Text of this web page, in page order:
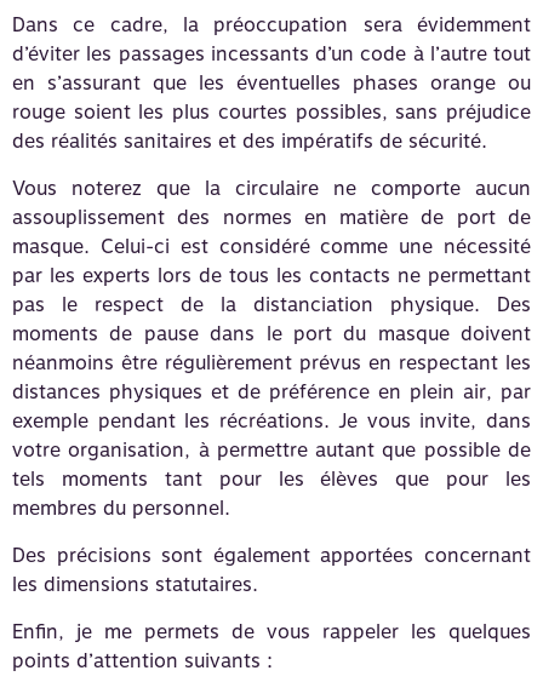
Dans ce cadre, la préoccupation sera évidemment
d’éviter les passages incessants d’un code à l’autre tout
en s’assurant que les éventuelles phases orange ou
rouge soient les plus courtes possibles, sans préjudice
des réalités sanitaires et des impératifs de sécurité.
Vous noterez que la circulaire ne comporte aucun
assouplissement des normes en matière de port de
masque. Celui-ci est considéré comme une nécessité
par les experts lors de tous les contacts ne permettant
pas le respect de la distanciation physique. Des
moments de pause dans le port du masque doivent
néanmoins être régulièrement prévus en respectant les
distances physiques et de préférence en plein air, par
exemple pendant les récréations. Je vous invite, dans
votre organisation, à permettre autant que possible de
tels moments tant pour les élèves que pour les
membres du personnel.
Des précisions sont également apportées concernant
les dimensions statutaires.
Enfin, je me permets de vous rappeler les quelques
points d’attention suivants :